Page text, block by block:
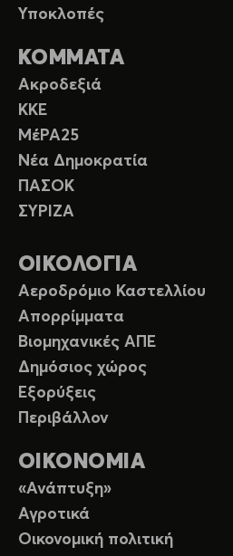
Υποκλοπές
ΚΟΜΜΑΤΑ
Ακροδεξιά
ΚΚΕ
ΜέΡΑ25
Νέα Δημοκρατία
ΠΑΣΟΚ
ΣΥΡΙΖΑ
ΟΙΚΟΛΟΓΙΑ
Αεροδρόμιο Καστελλίου
Απορρίμματα
Βιομηχανικές ΑΠΕ
Δημόσιος χώρος
Εξορύξεις
Περιβάλλον
ΟΙΚΟΝΟΜΙΑ
«Ανάπτυξη»
Αγροτικά
Οικονομική πολιτική